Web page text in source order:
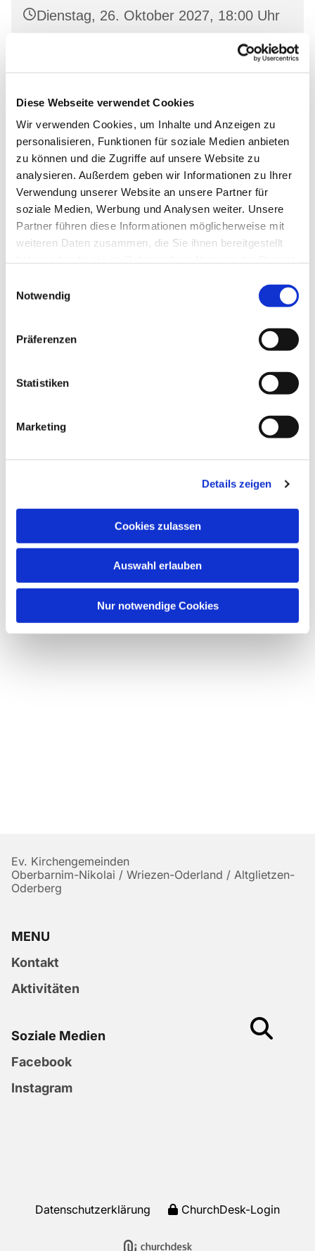
Diese Webseite verwendet Cookies
Wir verwenden Cookies, um Inhalte und Anzeigen zu
personalisieren, Funktionen für soziale Medien anbieten
zu können und die Zugriffe auf unsere Website zu
analysieren. Außerdem geben wir Informationen zu Ihrer
Verwendung unserer Website an unsere Partner für
soziale Medien, Werbung und Analysen weiter. Unsere
Partner führen diese Informationen möglicherweise mit
weiteren Daten zusammen, die Sie ihnen bereitgestellt
Notwendig
Präferenzen
Statistiken
Marketing
Details zeigen
Cookies zulassen
Auswahl erlauben
Nur notwendige Cookies
Dienstag, 26. Oktober 2027, 18:00 Uhr
Gemeinderaum 1, Ev. Kirche Wriezen,
Markt, 16269 Wriezen
Ev. Kirchengemeinden
Oberbarnim-Nikolai / Wriezen-Oderland / Altglietzen-
Oderberg
MENU
Kontakt
Aktivitäten
Soziale Medien
Facebook
Instagram
Datenschutzerklärung ChurchDesk-Login